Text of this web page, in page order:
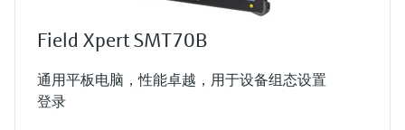
Field Xpert SMT70B
通用平板电脑，性能卓越，用于设备组态设置
登录